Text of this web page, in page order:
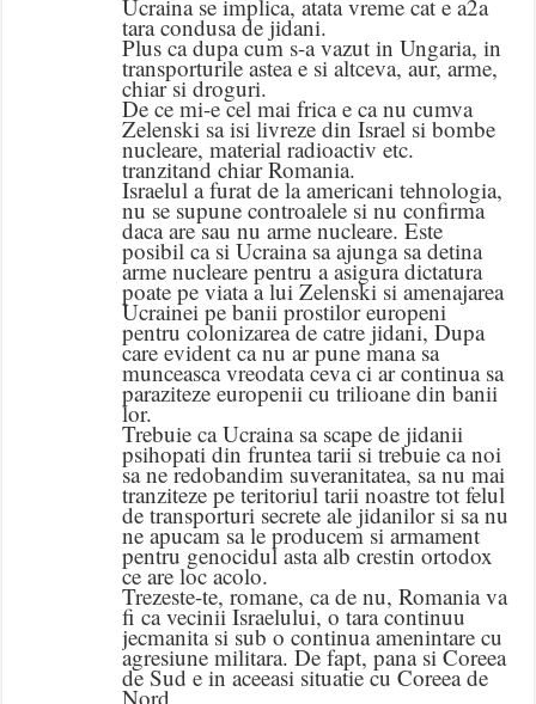
Ucraina se implica, atata vreme cat e a2a
tara condusa de jidani.
Plus ca dupa cum s-a vazut in Ungaria, in
transporturile astea e si altceva, aur, arme,
chiar si droguri.
De ce mi-e cel mai frica e ca nu cumva
Zelenski sa isi livreze din Israel si bombe
nucleare, material radioactiv etc.
tranzitand chiar Romania.
Israelul a furat de la americani tehnologia,
nu se supune controalele si nu confirma
daca are sau nu arme nucleare. Este
posibil ca si Ucraina sa ajunga sa detina
arme nucleare pentru a asigura dictatura
poate pe viata a lui Zelenski si amenajarea
Ucrainei pe banii prostilor europeni
pentru colonizarea de catre jidani, Dupa
care evident ca nu ar pune mana sa
munceasca vreodata ceva ci ar continua sa
paraziteze europenii cu trilioane din banii
lor.
Trebuie ca Ucraina sa scape de jidanii
psihopati din fruntea tarii si trebuie ca noi
sa ne redobandim suveranitatea, sa nu mai
tranziteze pe teritoriul tarii noastre tot felul
de transporturi secrete ale jidanilor si sa nu
ne apucam sa le producem si armament
pentru genocidul asta alb crestin ortodox
ce are loc acolo.
Trezeste-te, romane, ca de nu, Romania va
fi ca vecinii Israelului, o tara continuu
jecmanita si sub o continua amenintare cu
agresiune militara. De fapt, pana si Coreea
de Sud e in aceeasi situatie cu Coreea de
Nord.